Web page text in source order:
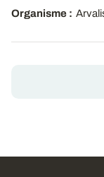
Organisme :